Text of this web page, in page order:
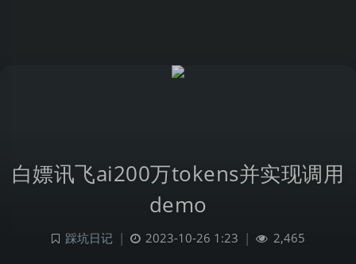
白嫖讯飞ai200万tokens并实现调用
demo
踩坑日记 2023-10-26 1:23 2,465